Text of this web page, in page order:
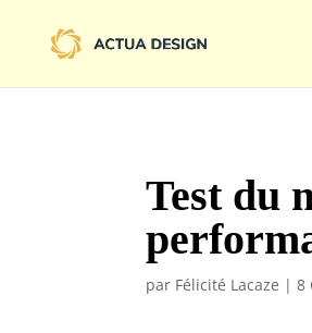
Test du
par Félicité Lacaze |8